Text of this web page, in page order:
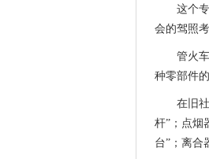
这个
会的驾照
管火
种零部件的
在旧
杆”；点烟
台”；离合